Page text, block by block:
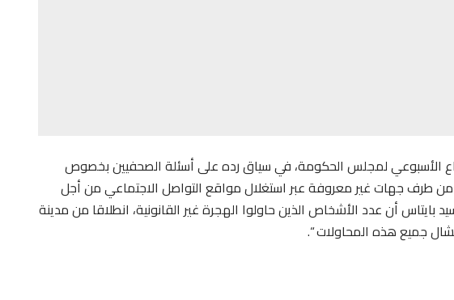
الأسبوعي لمجلس الحكومة، في سياق رده على أسئلة الصحفيين بخصوص
من طرف جهات غير معروفة عبر استغلال مواقع التواصل الاجتماعي من أجل
بايتاس أن عدد الأشخاص الذين حاولوا الهجرة غير القانونية، انطلاقا من مدينة